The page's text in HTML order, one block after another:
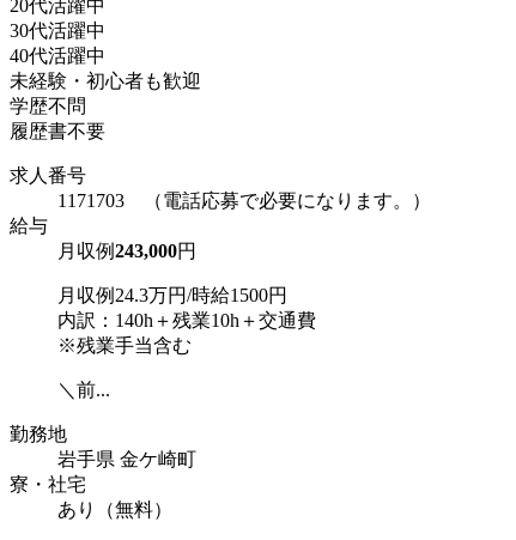
20代活躍中
30代活躍中
40代活躍中
未経験・初心者も歓迎
学歴不問
履歴書不要
求人番号
1171703 （電話応募で必要になります。）
給与
月収例243,000円
月収例24.3万円/時給1500円
内訳：140h＋残業10h＋交通費
※残業手当含む
＼前...
勤務地
岩手県 金ケ崎町
寮・社宅
あり（無料）